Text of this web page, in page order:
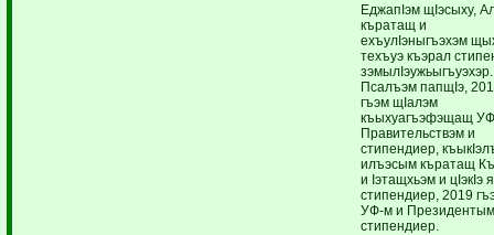
ЕджапIэм щIэсыху,
къратащ и
ехъулIэныгъэхэм
техъуэ къэрал
зэмылIэужьыгъуэхэр.
Псалъэм папщIэ,
гъэм щIалэм
къыхуагъэфэщащ
Правительствэм и
стипендиер,
илъэсым къратащ
и Iэтащхьэм и цIэкIэ
стипендиер, 2019
УФ-м и
стипендиер.